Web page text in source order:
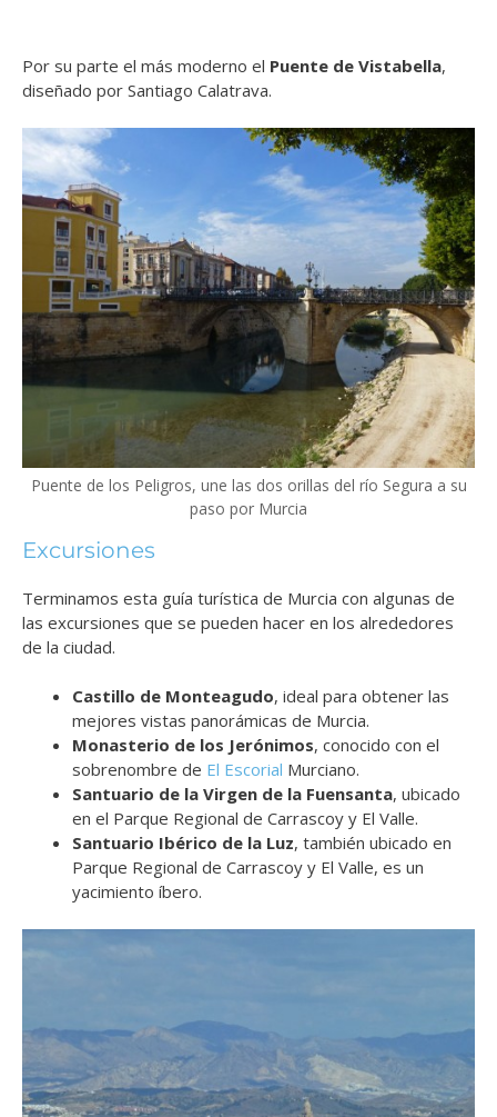
Por su parte el más moderno el Puente de Vistabella,
diseñado por Santiago Calatrava.
Puente de los Peligros, une las dos orillas del río Segura a su
paso por Murcia
Excursiones
Terminamos esta guía turística de Murcia con algunas de
las excursiones que se pueden hacer en los alrededores
de la ciudad.
Castillo de Monteagudo, ideal para obtener las
mejores vistas panorámicas de Murcia.
Monasterio de los Jerónimos, conocido con el
sobrenombre de El Escorial Murciano.
Santuario de la Virgen de la Fuensanta, ubicado
en el Parque Regional de Carrascoy y El Valle.
Santuario Ibérico de la Luz, también ubicado en
Parque Regional de Carrascoy y El Valle, es un
yacimiento íbero.